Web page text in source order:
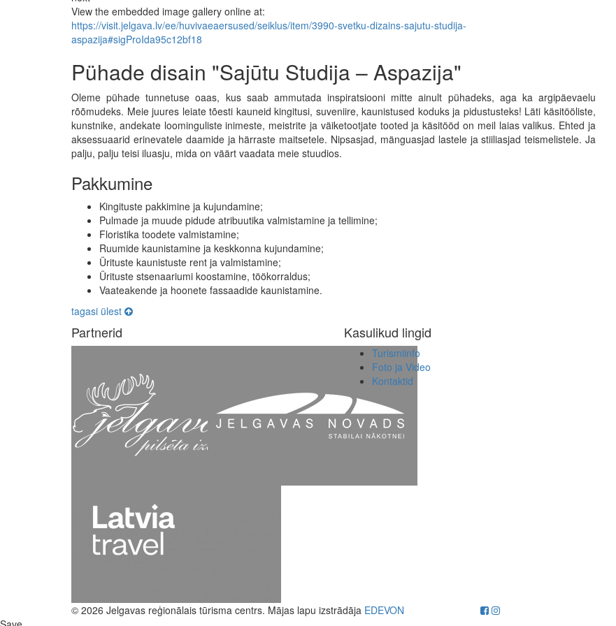
View the embedded image gallery online at:
https://visit.jelgava.lv/ee/huvivaeaersused/seiklus/item/3990-svetku-dizains-sajutu-studija-
aspazija#sigProIda95c12bf18
Pühade disain "Sajūtu Studija – Aspazija"
Oleme pühade tunnetuse oaas, kus saab ammutada inspiratsiooni mitte ainult pühadeks, aga ka argipäevaelu
rõõmudeks. Meie juures leiate tõesti kauneid kingitusi, suveniire, kaunistused koduks ja pidustusteks! Läti käsitööliste,
kunstnike, andekate loominguliste inimeste, meistrite ja väiketootjate tooted ja käsitööd on meil laias valikus. Ehted ja
aksessuaarid erinevatele daamide ja härraste maitsetele. Nipsasjad, mänguasjad lastele ja stiiliasjad teismelistele. Ja
palju, palju teisi iluasju, mida on väärt vaadata meie stuudios.
Pakkumine
Kingituste pakkimine ja kujundamine;
Pulmade ja muude pidude atribuutika valmistamine ja tellimine;
Floristika toodete valmistamine;
Ruumide kaunistamine ja keskkonna kujundamine;
Ürituste kaunistuste rent ja valmistamine;
Ürituste stsenaariumi koostamine, töökorraldus;
Vaateakende ja hoonete fassaadide kaunistamine.
tagasi ülest
Partnerid Kasulikud lingid
Turismiinfo
Foto ja Video
Kontaktid
© 2026 Jelgavas reģionālais tūrisma centrs. Mājas lapu izstrādāja EDEVON